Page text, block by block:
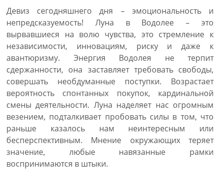
Девиз сегодняшнего дня – эмоциональность и
непредсказуемость! Луна в Водолее – это
вырвавшиеся на волю чувства, это стремление к
независимости, инновациям, риску и даже к
авантюризму. Энергия Водолея не терпит
сдержанности, она заставляет требовать свободы,
совершать необдуманные поступки. Возрастает
вероятность спонтанных покупок, кардинальной
смены деятельности. Луна наделяет нас огромным
везением, подталкивает пробовать силы в том, что
раньше казалось нам неинтересным или
бесперспективным. Мнение окружающих теряет
значение, любые навязанные рамки
воспринимаются в штыки.